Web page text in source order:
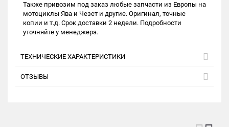
Также привозим под заказ любые запчасти из Европы на
мотоциклы Ява и Чезет и другие. Оригинал, точные
копии и т.д. Срок доставки 2 недели. Подробности
уточняйте у менеджера.
ТЕХНИЧЕСКИЕ ХАРАКТЕРИСТИКИ
ОТЗЫВЫ